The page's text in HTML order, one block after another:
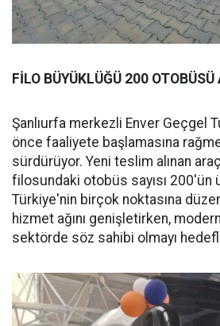
FİLO BÜYÜKLÜĞÜ 200 OTOBÜSÜ
Şanlıurfa merkezli Enver Geçgel
önce faaliyete başlamasına
sürdürüyor. Yeni teslim alınan
filosundaki otobüs sayısı 200'ün
Türkiye'nin birçok noktasına
hizmet ağını genişletirken,
sektörde söz sahibi olmayı